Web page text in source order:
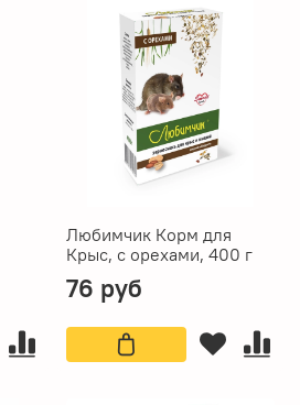
Любимчик Корм для
Крыс, с орехами, 400 г
76 руб